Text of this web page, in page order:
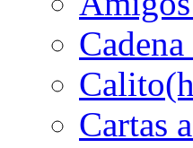
Cartas